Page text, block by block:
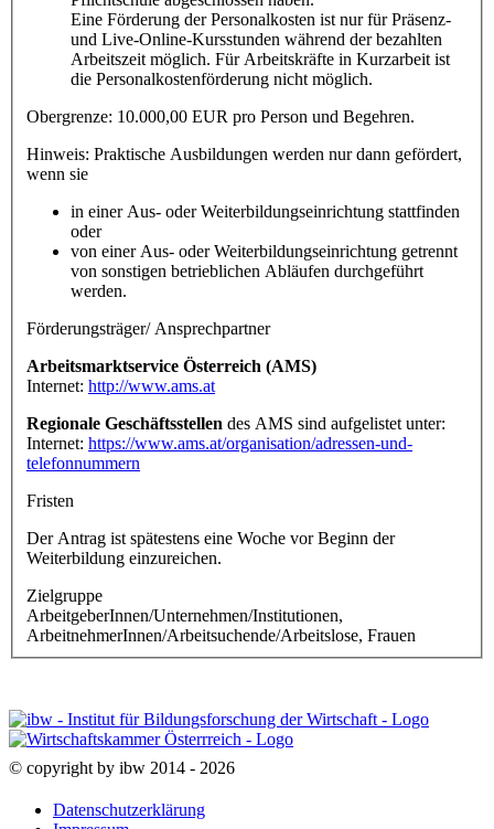
Eine Förderung der Personalkosten ist nur für Präsenz-
und Live-Online-Kursstunden während der bezahlten
Arbeitszeit möglich. Für Arbeitskräfte in Kurzarbeit ist
die Personalkostenförderung nicht möglich.
Obergrenze: 10.000,00 EUR pro Person und Begehren.
Hinweis: Praktische Ausbildungen werden nur dann gefördert,
wenn sie
in einer Aus- oder Weiterbildungseinrichtung stattfinden
oder
von einer Aus- oder Weiterbildungseinrichtung getrennt
von sonstigen betrieblichen Abläufen durchgeführt
werden.
Förderungsträger/ Ansprechpartner
Arbeitsmarktservice Österreich (AMS)
Internet: http://www.ams.at
Regionale Geschäftsstellen des AMS sind aufgelistet unter:
Internet: https://www.ams.at/organisation/adressen-und-
telefonnummern
Fristen
Der Antrag ist spätestens eine Woche vor Beginn der
Weiterbildung einzureichen.
Zielgruppe
ArbeitgeberInnen/Unternehmen/Institutionen,
ArbeitnehmerInnen/Arbeitsuchende/Arbeitslose, Frauen
© copyright by ibw 2014 - 2026
Datenschutzerklärung